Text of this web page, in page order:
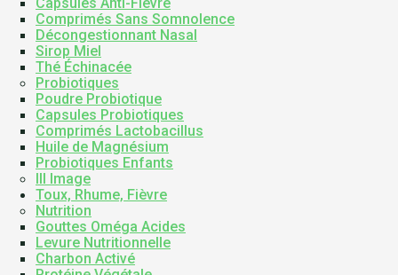
Comprimés Sans Somnolence
Décongestionnant Nasal
Sirop Miel
Thé Échinacée
Probiotiques
Poudre Probiotique
Capsules Probiotiques
Comprimés Lactobacillus
Huile de Magnésium
Probiotiques Enfants
III Image
Toux, Rhume, Fièvre
Nutrition
Gouttes Oméga Acides
Levure Nutritionnelle
Charbon Activé